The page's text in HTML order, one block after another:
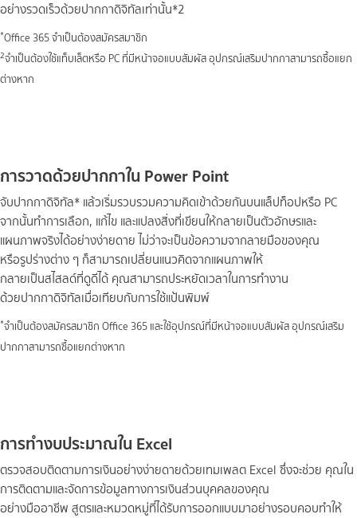
อย่างรวดเร็วด้วยปากกาดิจิทัลเท่านั้น*2
*Office 365 จำเป็นต้องสมัครสมาชิก
2จำเป็นต้องใช้แท็บเล็ตหรือ PC ที่มีหน้าจอแบบสัมผัส อุปกรณ์เสริมปากกาสามารถซื้อแยก
ต่างหาก
การวาดด้วยปากกาใน Power Point
จับปากกาดิจิทัล* แล้วเริ่มรวบรวมความคิดเข้าด้วยกันบนแล็ปท็อปหรือ PC
จากนั้นทำการเลือก, แก้ไข และแปลงสิ่งที่เขียนให้กลายเป็นตัวอักษรและ
แผนภาพจริงได้อย่างง่ายดาย ไม่ว่าจะเป็นข้อความจากลายมือของคุณ
หรือรูปร่างต่าง ๆ ก็สามารถเปลี่ยนแนวคิดจากแผนภาพให้
กลายเป็นสไสลด์ที่ดูดีได้ คุณสามารถประหยัดเวลาในการทำงาน
ด้วยปากกาดิจิทัลเมื่อเทียบกับการใช้แป้นพิมพ์
*จำเป็นต้องสมัครสมาชิก Office 365 และใช้อุปกรณ์ที่มีหน้าจอแบบสัมผัส อุปกรณ์เสริม
ปากกาสามารถซื้อแยกต่างหาก
การทำงบประมาณใน Excel
ตรวจสอบติดตามการเงินอย่างง่ายดายด้วยเทมเพลต Excel ซึ่งจะช่วย คุณใน
การติดตามและจัดการข้อมูลทางการเงินส่วนบุคคลของคุณ
อย่างมืออาชีพ สูตรและหมวดหมู่ที่ได้รับการออกแบบมาอย่างรอบคอบทำให้